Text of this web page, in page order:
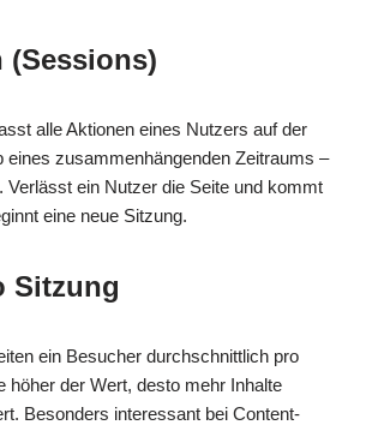
(Sessions)
alle Aktionen eines Nutzers auf der
eines zusammenhängenden Zeitraums –
Verlässt ein Nutzer die Seite und kommt
eine neue Sitzung.
Sitzung
ein Besucher durchschnittlich pro
höher der Wert, desto mehr Inhalte
Besonders interessant bei Content-